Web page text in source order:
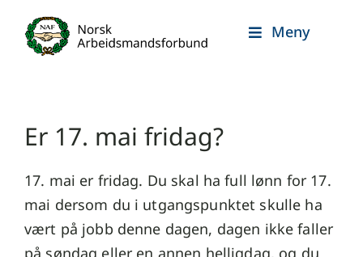
content
Meny
Er 17. mai fridag?
17. mai er fridag. Du skal ha full lønn for 17.
mai dersom du i utgangspunktet skulle ha
vært på jobb denne dagen, dagen ikke faller